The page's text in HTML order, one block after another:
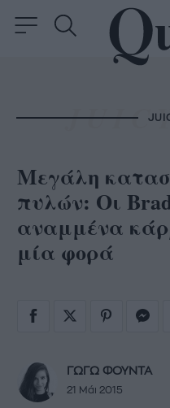
Μεγάλη
πυλών: Οι
αναμμένα
μία φορά
ΓΩΓΩ ΦΟΥΝΤΑ
21 Μάι 2015